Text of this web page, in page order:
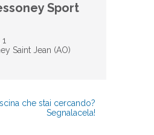
Sport
Saint Jean (AO)
che stai cercando?
Segnalacela!